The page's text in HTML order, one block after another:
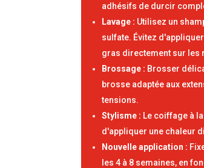
adhésifs de durcir
Lavage : Utilisez un
sulfate. Évitez
gras directement sur les
Brossage : Brosser
brosse adaptée aux
tensions.
Stylisme : Le coiffage à
d'appliquer une chaleur
Nouvelle application :
les 4 à 8 semaines, en